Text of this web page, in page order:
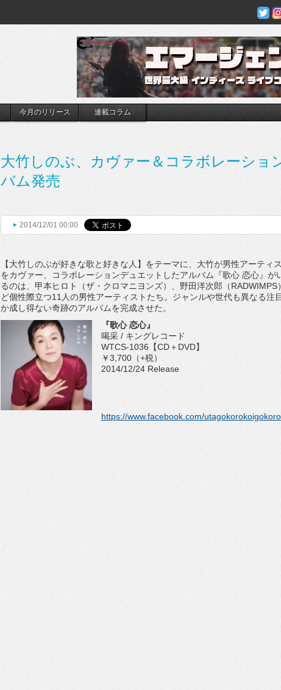
今月のリリース 連載コラム
大竹しのぶ、カヴァー＆コラボレーショ
バム発売
2014/12/01 00:00
【大竹しのぶが好きな歌と好きな人】をテーマに、大竹が男性アーティ
をカヴァー、コラボレーションデュエットしたアルバム『歌心 恋心』が
るのは、甲本ヒロト（ザ・クロマニヨンズ）、野田洋次郎（
ど個性際立つ11人の男性アーティストたち。ジャンルや世代も異なる注
か成し得ない奇跡のアルバムを完成させた。
『歌心 恋心』
喝采 / キングレコード
WTCS-1036【CD＋DVD】
￥3,700（+税）
2014/12/24 Release
https://www.facebook.com/utagokorokoigokoro